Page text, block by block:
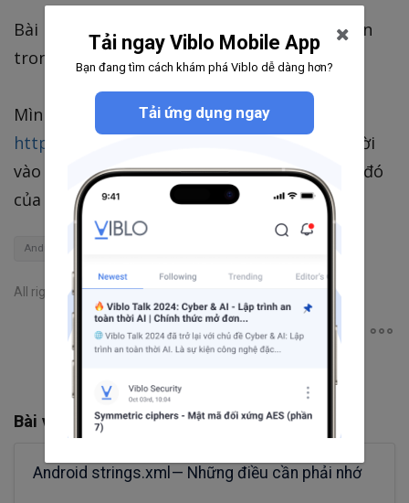
Bài lần này xin hết tại đây, hẹn gặp lại các bạn
trong các bài tiếp theo
Mình mới mở tài khoản medium
https://medium.com/@anhquan.vn
, mọi người
vào follow để nhận những bài mới nhất trên đó
của mình nhé, cảm ơn mọi người.
Android
All rights reserved
Bài viết liên quan
Android strings.xml — Những điều cần phải nhớ
Tải ngay Viblo Mobile App
Bạn đang tìm cách khám phá Viblo dễ dàng hơn?
Tải ứng dụng ngay